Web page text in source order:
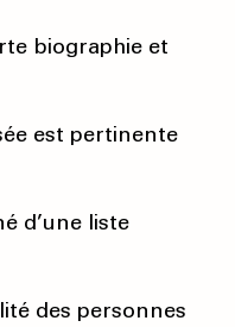
biographie et
est pertinente
d’une liste
des personnes